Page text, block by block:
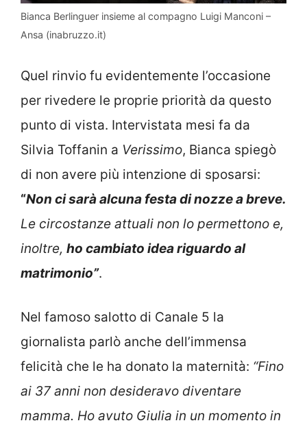
Bianca Berlinguer insieme al compagno Luigi Manconi –
Ansa (inabruzzo.it)
Quel rinvio fu evidentemente l’occasione
per rivedere le proprie priorità da questo
punto di vista. Intervistata mesi fa da
Silvia Toffanin a Verissimo, Bianca spiegò
di non avere più intenzione di sposarsi:
“Non ci sarà alcuna festa di nozze a breve.
Le circostanze attuali non lo permettono e,
inoltre, ho cambiato idea riguardo al
matrimonio”.
Nel famoso salotto di Canale 5 la
giornalista parlò anche dell’immensa
felicità che le ha donato la maternità: “Fino
ai 37 anni non desideravo diventare
mamma. Ho avuto Giulia in un momento in